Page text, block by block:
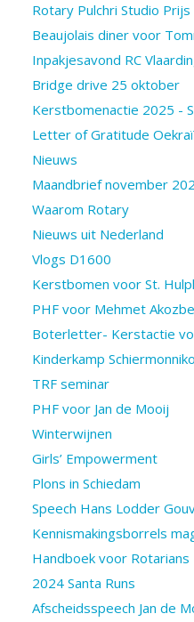
Rotary Pulchri Studio
Beaujolais diner voor
Inpakjesavond RC
Bridge drive 25 oktober
Kerstbomenactie 2025 -
Letter of Gratitude
Nieuws
Maandbrief november
Waarom Rotary
Nieuws uit Nederland
Vlogs D1600
Kerstbomen voor St.
PHF voor Mehmet
Boterletter- Kerstactie
Kinderkamp
TRF seminar
PHF voor Jan de Mooij
Winterwijnen
Girls’ Empowerment
Plons in Schiedam
Speech Hans Lodder
Kennismakingsborrels
Handboek voor Rotarians
2024 Santa Runs
Afscheidsspeech Jan de